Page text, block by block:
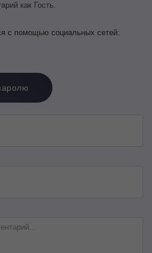
как Гость.
с помощью социальных сетей: